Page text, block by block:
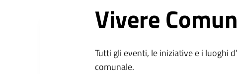
Vivere
Tutti gli eventi, le iniziative e i luoghi
comunale.